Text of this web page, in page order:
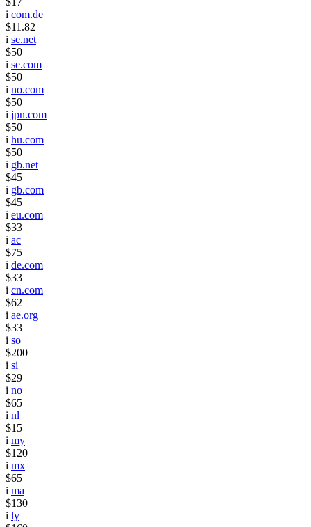
i com.de
$11.82
i se.net
$50
i se.com
$50
i no.com
$50
i jpn.com
$50
i hu.com
$50
i gb.net
$45
i gb.com
$45
i eu.com
$33
i ac
$75
i de.com
$33
i cn.com
$62
i ae.org
$33
i so
$200
i si
$29
i no
$65
i nl
$15
i my
$120
i mx
$65
i ma
$130
i ly